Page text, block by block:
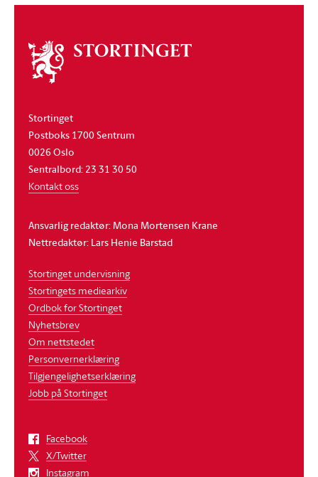
Om
stortinget
Stortinget
Postboks 1700 Sentrum
0026 Oslo
Sentralbord: 23 31 30 50
Kontakt oss
Ansvarlig redaktør: Mona Mortensen Krane
Nettredaktør: Lars Henie Barstad
Stortinget undervisning
Stortingets mediearkiv
Ordbok for Stortinget
Nyhetsbrev
Om nettstedet
Personvernerklæring
Tilgjengelighetserklæring
Jobb på Stortinget
Facebook
X/Twitter
Instagram